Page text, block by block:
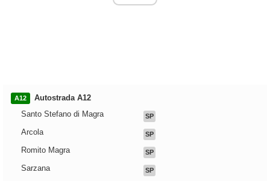
A12
Autostrada A12
Santo Stefano di Magra
SP
Arcola SP
Romito Magra SP
Sarzana SP